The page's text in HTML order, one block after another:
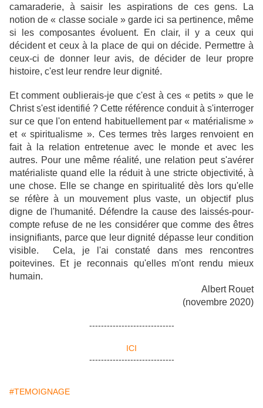
camaraderie, à saisir les aspirations de ces gens. La
notion de « classe sociale » garde ici sa pertinence, même
si les composantes évoluent. En clair, il y a ceux qui
décident et ceux à la place de qui on décide. Permettre à
ceux-ci de donner leur avis, de décider de leur propre
histoire, c'est leur rendre leur dignité.
Et comment oublierais-je que c'est à ces « petits » que le
Christ s'est identifié ? Cette référence conduit à s'interroger
sur ce que l'on entend habituellement par « matérialisme »
et « spiritualisme ». Ces termes très larges renvoient en
fait à la relation entretenue avec le monde et avec les
autres. Pour une même réalité, une relation peut s'avérer
matérialiste quand elle la réduit à une stricte objectivité, à
une chose. Elle se change en spiritualité dès lors qu'elle
se réfère à un mouvement plus vaste, un objectif plus
digne de l'humanité. Défendre la cause des laissés-pour-
compte refuse de ne les considérer que comme des êtres
insignifiants, parce que leur dignité dépasse leur condition
visible. Cela, je l'ai constaté dans mes rencontres
poitevines. Et je reconnais qu'elles m'ont rendu mieux
humain.
Albert Rouet
(novembre 2020)
-----------------------------
ICI
-----------------------------
#TEMOIGNAGE